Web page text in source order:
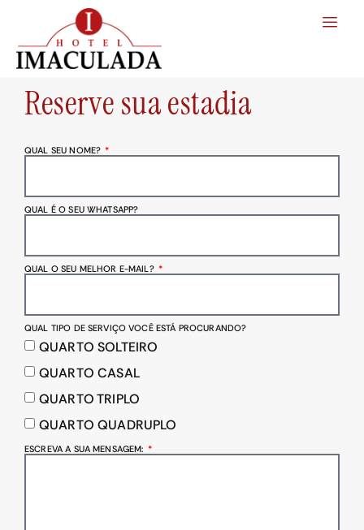
Reserve sua estadia
QUAL SEU NOME?
QUAL É O SEU WHATSAPP?
QUAL O SEU MELHOR E-MAIL?
QUAL TIPO DE SERVIÇO VOCÊ ESTÁ PROCURANDO?
QUARTO SOLTEIRO
QUARTO CASAL
QUARTO TRIPLO
QUARTO QUADRUPLO
ESCREVA A SUA MENSAGEM: